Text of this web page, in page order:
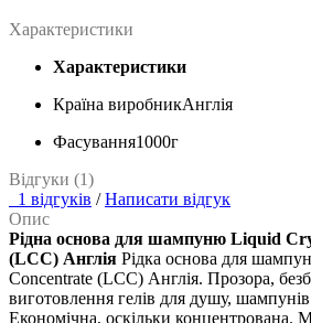
Характеристики
Характеристики
Країна виробникАнглія
Фасування1000г
Відгуки (1)
1 відгуків / Написати відгук
Опис
Рідна основа для шампуню Liquid
(LCC) Англія Рідка основа для
Concentrate (LCC) Англія. Прозора,
виготовлення гелів для душу,
Економічна, оскільки концентрована.